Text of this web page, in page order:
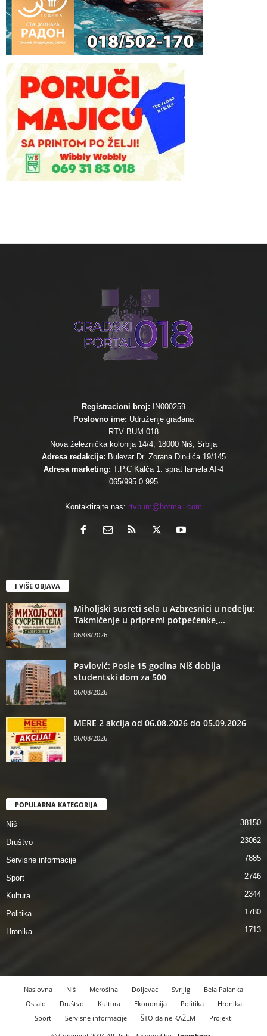
Registracioni broj:
IN000259
Poslovno ime: Udruženje građana
RTV BUM 018
Nova železnička kolonija 14/4, 18000 Niš, Srbija
Adresa redakcije: Bulevar Dr. Zorana Đinđića 19/145
Adresa marketing: T.P.C Kalča 1. sprat lamela AI-4
065/995 0 995
Kontaktirajte nas: rtvbum@hotmail.com
I VIŠE OBJAVA
Miholjski susreti sela u Azbresnici u nedelju:
Takmičenje u pripremi potpečenke,...
06/08/2026
Pavlović: Posle 15 godina Niš dobija
studentski dom za 500
06/08/2026
MERE 2 akcija od 06.08.2026 do 05.09.2026
06/08/2026
POPULARNA KATEGORIJA
Niš 38150
Društvo 23062
Servisne informacije 7885
Sport 2746
Kultura 2344
Politika 1780
Hronika 1713
Naslovna Niš Merošina Doljevac Svrljig
Bela Palanka
Ostalo
Društvo Kultura Ekonomija Politika
Hronika
Sport
Servisne informacije ŠTO da ne KAŽEM
Projekti